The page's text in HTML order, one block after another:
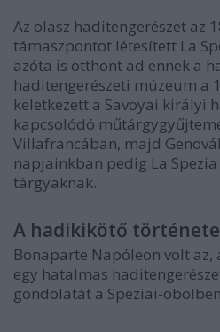
Az olasz haditengerészet az
támaszpontot létesített La
azóta is otthont ad ennek a
haditengerészeti múzeum a
keletkezett a Savoyai királyi
kapcsolódó
Villafrancában, majd
napjainkban pedig La
tárgyaknak.
A hadikikötő története
Bonaparte Napóleon volt az,
egy hatalmas
gondolatát a Speziai-